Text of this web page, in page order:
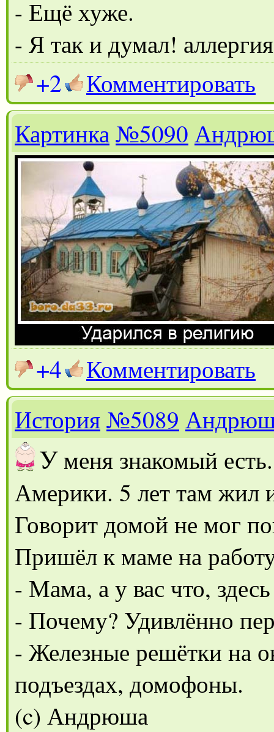
- Ещё хуже.
- Я так и думал!
+2
Комментировать
Картинка№5090
+4
Комментировать
История№5089
Уменя знакомый
Америки. 5 лет там жил
Говорит домой не мог
Пришёл к маме на
- Мама, а у вас что,
- Почему? Удивлённо
- Железные решётки на
подъездах, домофоны.
(c) Андрюша